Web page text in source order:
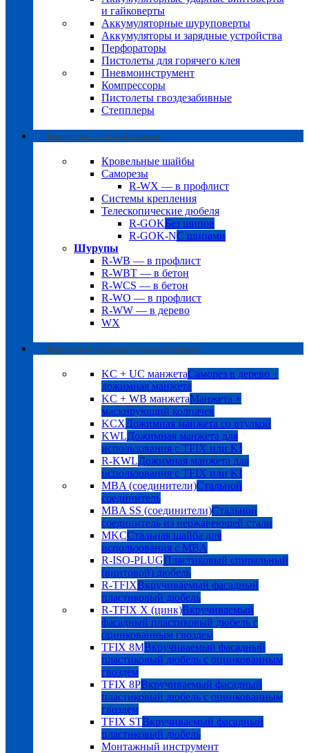
и гайковерты
Аккумуляторные шуруповерты
Аккумуляторы и зарядные устройства
Перфораторы
Пистолеты для горячего клея
Пневмоинструмент
Компрессоры
Пистолеты гвоздезабивные
Степплеры
Крепление плоской кровли
Кровельные шайбы
Саморезы
R-WX — в профлист
Системы крепления
Телескопические дюбеля
R-GOKБез шипов
R-GOK-NС шипами
Шурупы
R-WB — в профлист
R-WBT — в бетон
R-WCS — в бетон
R-WO — в профлист
R-WW — в дерево
WX
Крепление фасадной теплоизоляции
KC + UC манжетаСаморез в дерево +
дожимная манжета
KC + WB манжетаМанжета +
маскирующий колпачек
KCXДожимная манжета со втулкой
KWLДожимная манжета для
использования с TFIX или KI
R-KWLДожимная манжета для
использования с TFIX или KI
MBA (соединители)Стальной
соединитель
MBA SS (соединители)Стальной
соединитель из нержавеющей стали
MKCСтальная шайба для
использования с MBA
R-ISO-PLUGПластиковый спиральный
(винтовой) дюбель
R-TFIXВкручиваемый фасадный
пластиковый дюбель
R-TFIX X (цинк)Вкручиваемый
фасадный пластиковый дюбель с
оцинкованным гвоздем
TFIX 8MВкручиваемый фасадный
пластиковый дюбель с оцинкованным
гвоздем
TFIX 8PВкручиваемый фасадный
пластиковый дюбель с оцинкованным
гвоздем
TFIX STВкручиваемый фасадный
пластиковый дюбель
Монтажный инструмент